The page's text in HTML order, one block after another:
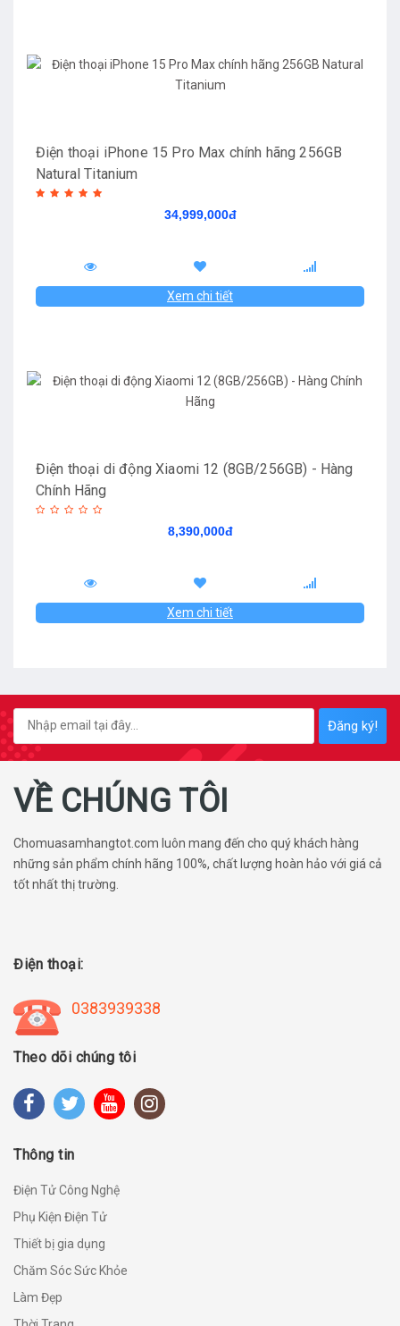
Điện thoại iPhone 15 Pro Max chính hãng 256GB
Natural Titanium
34,999,000đ
Xem chi tiết
Điện thoại di động Xiaomi 12 (8GB/256GB) - Hàng
Chính Hãng
8,390,000đ
Xem chi tiết
Đăng ký!
VỀ CHÚNG TÔI
Chomuasamhangtot.com luôn mang đến cho quý khách hàng
những sản phẩm chính hãng 100%, chất lượng hoàn hảo với giá cả
tốt nhất thị trường.
Điện thoại:
0383939338
Theo dõi chúng tôi
Thông tin
Điện Tử Công Nghệ
Phụ Kiện Điện Tử
Thiết bị gia dụng
Chăm Sóc Sức Khỏe
Làm Đẹp